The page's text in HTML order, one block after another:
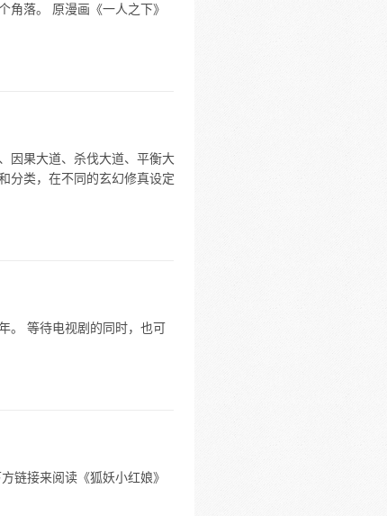
角落。 原漫画《一人之下》
因果大道、杀伐大道、平衡大
分类，在不同的玄幻修真设定
。 等待电视剧的同时，也可
链接来阅读《狐妖小红娘》